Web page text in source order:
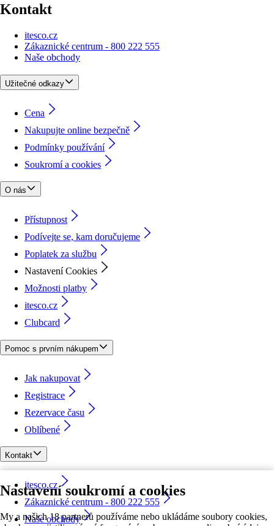
Nastavení soukromí a cookies
My a našich 18 partnerů používáme nebo ukládáme soubory cookies,
Kontakt
itesco.cz
Zákaznické centrum - 800 222 555
Naše obchody
Užitečné odkazy
Cena
Nakupujte online bezpečně
Podmínky používání
Soukromí a cookies
O nás
Přístupnost
Podívejte se, kam doručujeme
Poplatek za službu
Nastavení Cookies
Možnosti platby
itesco.cz
Clubcard
Pomoc s prvním nákupem
Jak nakupovat
Registrace
Rezervace času
Oblíbené
Kontakt
itesco.cz
Zákaznické centrum - 800 222 555
Naše obchody